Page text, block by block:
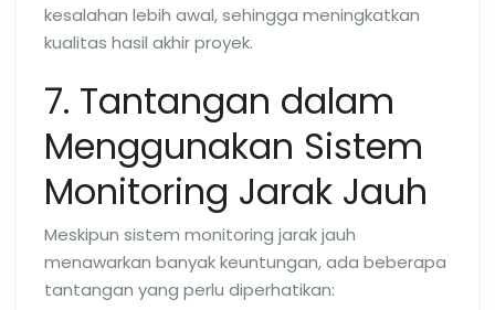
kesalahan lebih awal, sehingga meningkatkan
kualitas hasil akhir proyek.
7. Tantangan dalam
Menggunakan Sistem
Monitoring Jarak Jauh
Meskipun sistem monitoring jarak jauh
menawarkan banyak keuntungan, ada beberapa
tantangan yang perlu diperhatikan: